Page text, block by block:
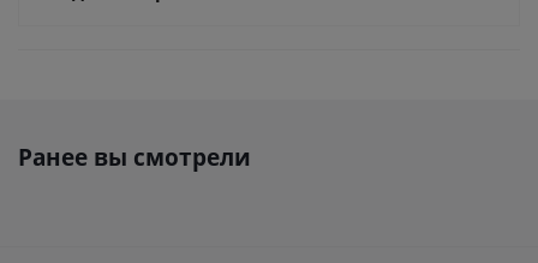
Ранее вы смотрели